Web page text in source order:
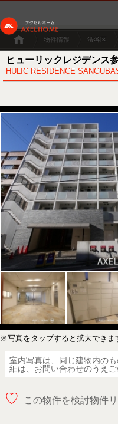
物件情報 渋谷区
ヒューリックレジデンス
HULIC RESIDENCE
※写真をタップすると拡大できま
室内写真は、同じ建物内の
細は、お問い合わせのうえご
♡ この物件を検討物件